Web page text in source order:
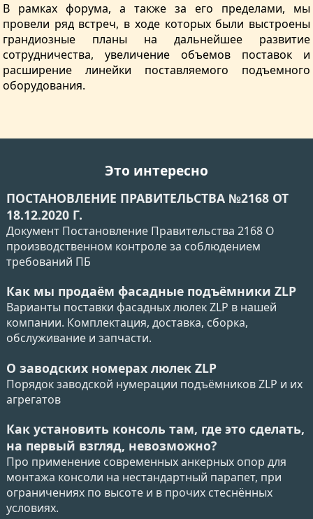
В рамках форума, а также за его пределами, мы
провели ряд встреч, в ходе которых были выстроены
грандиозные планы на дальнейшее развитие
сотрудничества, увеличение объемов поставок и
расширение линейки поставляемого подъемного
оборудования.
Это интересно
ПОСТАНОВЛЕНИЕ ПРАВИТЕЛЬСТВА №2168 ОТ
18.12.2020 Г.
Документ Постановление Правительства 2168 О
производственном контроле за соблюдением
требований ПБ
Как мы продаём фасадные подъёмники ZLP
Варианты поставки фасадных люлек ZLP в нашей
компании. Комплектация, доставка, сборка,
обслуживание и запчасти.
О заводских номерах люлек ZLP
Порядок заводской нумерации подъёмников ZLP и их
агрегатов
Как установить консоль там, где это сделать,
на первый взгляд, невозможно?
Про применение современных анкерных опор для
монтажа консоли на нестандартный парапет, при
ограничениях по высоте и в прочих стеснённых
условиях.